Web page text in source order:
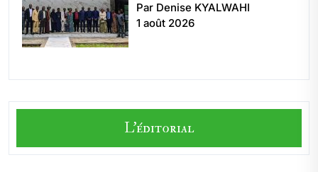
Par Denise KYALWAHI
1 août 2026
L'éditorial